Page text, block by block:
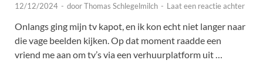
12/12/2024 - doorThomas Schlegelmilch - Laat een reactie achter
Onlangs ging mijn tv kapot, en ik kon echt niet langer naar
die vage beelden kijken. Op dat moment raadde een
vriend me aan om tv’s via een verhuurplatform uit …